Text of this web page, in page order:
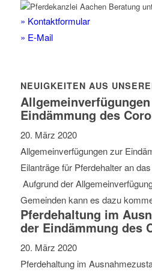
Beratung
» Kontaktformular
» E-Mail
NEUIGKEITEN AUS
Eindämmung des
20. März 2020
Allgemeinverfügungen zur
Eilanträge für Pferdehalter an
Aufgrund der
Gemeinden kann es dazu
Pferdehaltung im
der Eindämmung des
20. März 2020
Pferdehaltung im